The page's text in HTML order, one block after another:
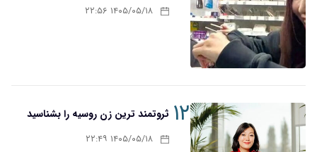
۱۴۰۵/۰۵/۱۸ ۲۲:۵۶
۱۲ ثروتمند ترین زن روسیه را بشناسید
۱۴۰۵/۰۵/۱۸ ۲۲:۴۹